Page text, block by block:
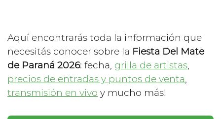
Aquí encontrarás toda la información que
necesitás conocer sobre la Fiesta Del Mate
de Paraná 2026: fecha, grilla de artistas,
precios de entradas y puntos de venta,
transmisión en vivo y mucho más!